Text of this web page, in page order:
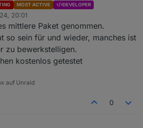
zum Basteln und mehr lernen einen
ersteigert (Fujitsu Esprimo).
seit Tagen Videos von OS , die man nun
könnte.
bin ich länger hängengeblieben.
habt ihr gekauft?
, bei den Modellen musste ich etwas
MOST ACTIVE DEVELOPER
20:01
mittlere Paket genommen.
so sein für und wieder, manches ist
zu bewerkstelligen.
kostenlos getestet
auf Unraid
0